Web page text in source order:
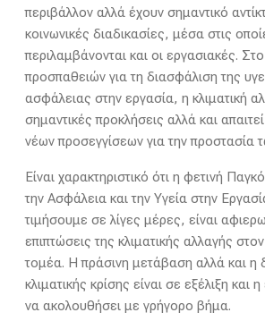
περιβάλλον αλλά έχουν σημαντικό
κοινωνικές διαδικασίες, μέσα στις
περιλαμβάνονται και οι εργασιακές.
προσπαθειών για τη διασφάλιση της
ασφάλειας στην εργασία, η κλιματική
σημαντικές προκλήσεις αλλά και
νέων προσεγγίσεων για την προστασία
Είναι χαρακτηριστικό ότι η φετινή
την Ασφάλεια και την Υγεία στην
τιμήσουμε σε λίγες μέρες, είναι
επιπτώσεις της κλιματικής αλλαγής
τομέα. Η πράσινη μετάβαση αλλά και η
κλιματικής κρίσης είναι σε εξέλιξη και
να ακολουθήσει με γρήγορο βήμα.